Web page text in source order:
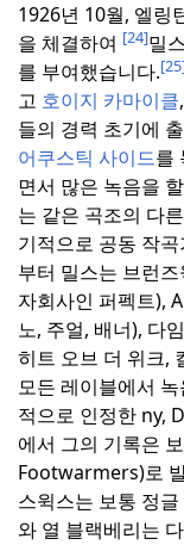
1926년 10월, 엘링
을 체결하여 [24]밀
를 부여했습니다.
고 호이지 카마이클,
들의 경력 초기에
어쿠스틱 사이드를
면서 많은 녹음을
는 같은 곡조의 다
기적으로 공동 작
부터 밀스는 브런즈
자회사인 퍼펙트),
노, 주얼, 배너), 다
히트 오브 더 위크,
모든 레이블에서
적으로 인정한 ny,
에서 그의 기록은
Footwarmers)로
스윅스는 보통 정
와 열 블랙베리는